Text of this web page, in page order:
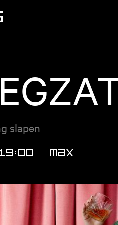
slapen
MAX